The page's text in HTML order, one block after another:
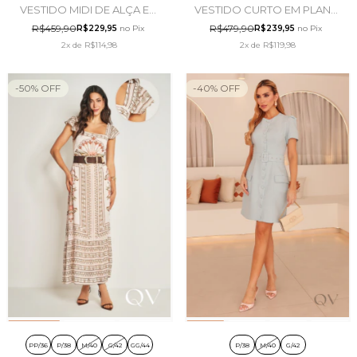
VESTIDO MIDI DE ALÇA EM
PLANO LINEN VERMELHO -
DOCE TRAMA
R$459,90R$229,95 no Pix
2x de R$114,98
VESTIDO CURTO EM PLANO
VISCOSE BEGE - DOCE
TRAMA
R$479,90R$239,95 no Pix
2xde R$119,98
PP/36 P/38 M/40 G/42 GG/44
-50% OFF
P/38 M/40 G/42
-40% OFF